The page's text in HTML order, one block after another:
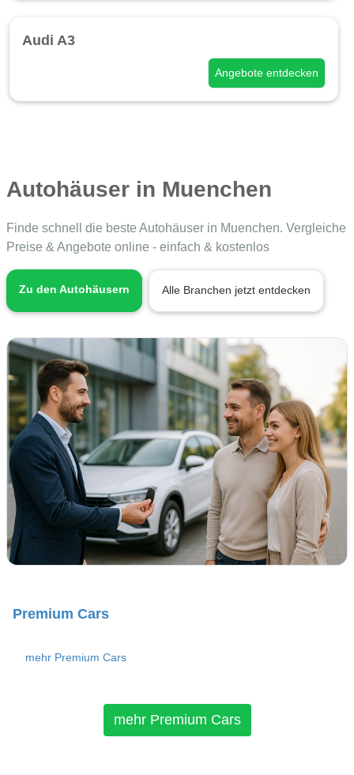
Audi A3
Angebote entdecken
Autohäuser in Muenchen
Finde schnell die beste Autohäuser in Muenchen. Vergleiche
Preise & Angebote online - einfach & kostenlos
Zu den Autohäusern Alle Branchen jetzt entdecken
Premium Cars
mehr Premium Cars
mehr Premium Cars